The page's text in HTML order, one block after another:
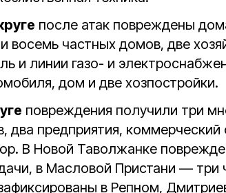
после атак повреждены
восемь частных домов, две
и линии газо- и
дом и две хозпостройки.
повреждения получили три
два предприятия, коммерческий
В Новой Таволжанке
в Масловой Пристани — три
в Репном,